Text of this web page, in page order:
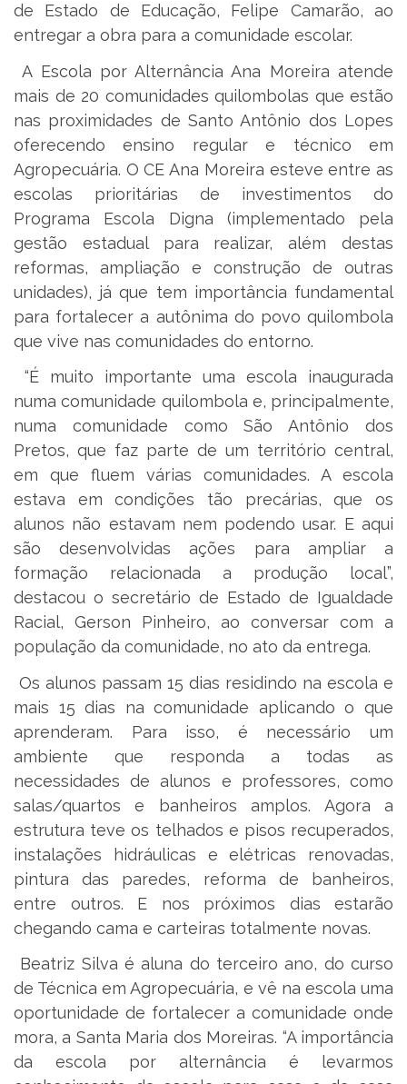
de Estado de Educação, Felipe Camarão, ao
entregar a obra para a comunidade escolar.
A Escola por Alternância Ana Moreira atende
mais de 20 comunidades quilombolas que estão
nas proximidades de Santo Antônio dos Lopes
oferecendo ensino regular e técnico em
Agropecuária. O CE Ana Moreira esteve entre as
escolas prioritárias de investimentos do
Programa Escola Digna (implementado pela
gestão estadual para realizar, além destas
reformas, ampliação e construção de outras
unidades), já que tem importância fundamental
para fortalecer a autônima do povo quilombola
que vive nas comunidades do entorno.
“É muito importante uma escola inaugurada
numa comunidade quilombola e, principalmente,
numa comunidade como São Antônio dos
Pretos, que faz parte de um território central,
em que fluem várias comunidades. A escola
estava em condições tão precárias, que os
alunos não estavam nem podendo usar. E aqui
são desenvolvidas ações para ampliar a
formação relacionada a produção local”,
destacou o secretário de Estado de Igualdade
Racial, Gerson Pinheiro, ao conversar com a
população da comunidade, no ato da entrega.
Os alunos passam 15 dias residindo na escola e
mais 15 dias na comunidade aplicando o que
aprenderam. Para isso, é necessário um
ambiente que responda a todas as
necessidades de alunos e professores, como
salas/quartos e banheiros amplos. Agora a
estrutura teve os telhados e pisos recuperados,
instalações hidráulicas e elétricas renovadas,
pintura das paredes, reforma de banheiros,
entre outros. E nos próximos dias estarão
chegando cama e carteiras totalmente novas.
Beatriz Silva é aluna do terceiro ano, do curso
de Técnica em Agropecuária, e vê na escola uma
oportunidade de fortalecer a comunidade onde
mora, a Santa Maria dos Moreiras. “A importância
da escola por alternância é levarmos